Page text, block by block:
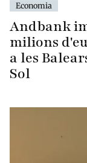
Economia
Andbank
milions
a les
Sol